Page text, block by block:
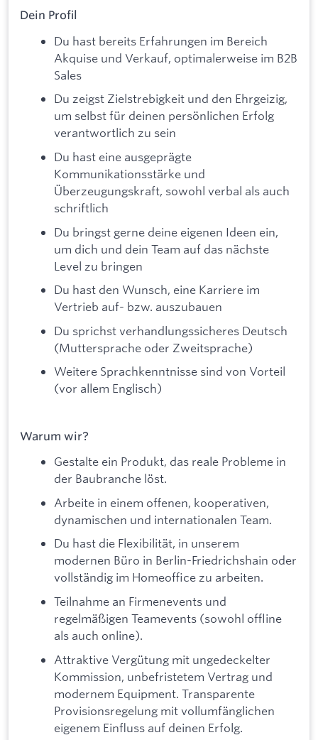
Dein Profil
Du hast bereits Erfahrungen im Bereich
Akquise und Verkauf, optimalerweise im B2B
Sales
Du zeigst Zielstrebigkeit und den Ehrgeizig,
um selbst für deinen persönlichen Erfolg
verantwortlich zu sein
Du hast eine ausgeprägte
Kommunikationsstärke und
Überzeugungskraft, sowohl verbal als auch
schriftlich
Du bringst gerne deine eigenen Ideen ein,
um dich und dein Team auf das nächste
Level zu bringen
Du hast den Wunsch, eine Karriere im
Vertrieb auf- bzw. auszubauen
Du sprichst verhandlungssicheres Deutsch
(Muttersprache oder Zweitsprache)
Weitere Sprachkenntnisse sind von Vorteil
(vor allem Englisch)
Warum wir?
Gestalte ein Produkt, das reale Probleme in
der Baubranche löst.
Arbeite in einem offenen, kooperativen,
dynamischen und internationalen Team.
Du hast die Flexibilität, in unserem
modernen Büro in Berlin-Friedrichshain oder
vollständig im Homeoffice zu arbeiten.
Teilnahme an Firmenevents und
regelmäßigen Teamevents (sowohl offline
als auch online).
Attraktive Vergütung mit ungedeckelter
Kommission, unbefristetem Vertrag und
modernem Equipment. Transparente
Provisionsregelung mit vollumfänglichen
eigenem Einfluss auf deinen Erfolg.